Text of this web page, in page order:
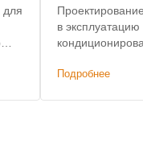
для
в
Подробнее